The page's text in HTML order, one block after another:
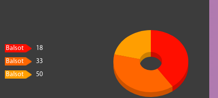
Balsot
18
Balsot
33
Balsot
50